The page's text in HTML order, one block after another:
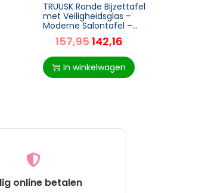
TRUUSK Ronde Bijzettafel
met Veiligheidsglas –
Moderne Salontafel –
Geschikt voor
Woonkamer en
Slaapkamer – Metaal –
Zwart – 80 x
157,95142,16
In winkelwagen
online betalen